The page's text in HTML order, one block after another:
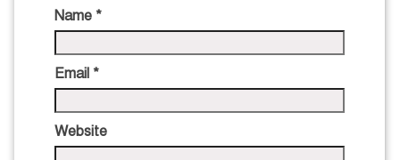
Name *
Email *
Website